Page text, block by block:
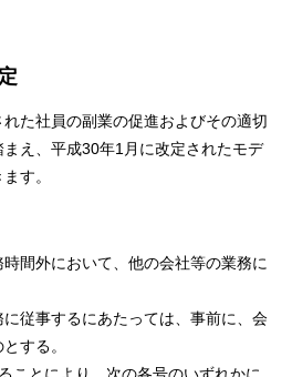
た社員の副業の促進およびその適切
え、平成30年1月に改定されたモデ
す。
間外において、他の会社等の業務に
従事するにあたっては、事前に、会
する。